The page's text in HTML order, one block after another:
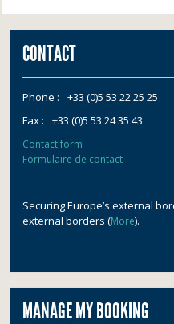
CONTACT
Phone :
+33 (0)5 53 22 25 25
Fax :
+33 (0)5 53 24 35 43
Contact form
Formulaire de contact
Securing Europe’s external
external borders (More).
MANAGE MY BOOKING